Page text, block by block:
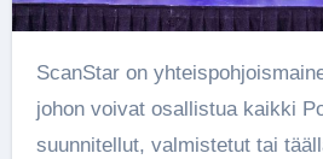
ScanStar on yhteispohjoismainen pakkauskilpailu,
johon voivat osallistua kaikki
suunnitellut, valmistetut tai